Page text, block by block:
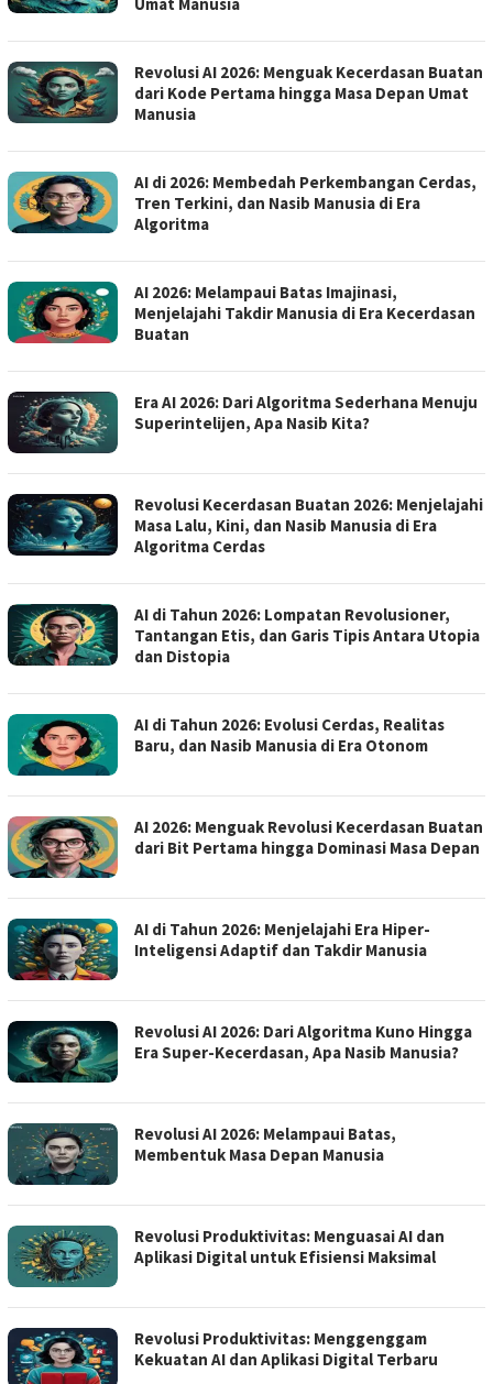
Revolusi AI 2026: Menguak Kecerdasan Buatan
dari Kode Pertama hingga Masa Depan Umat
Manusia
AI di 2026: Membedah Perkembangan Cerdas,
Tren Terkini, dan Nasib Manusia di Era
Algoritma
AI 2026: Melampaui Batas Imajinasi,
Menjelajahi Takdir Manusia di Era Kecerdasan
Buatan
Era AI 2026: Dari Algoritma Sederhana Menuju
Superintelijen, Apa Nasib Kita?
Revolusi Kecerdasan Buatan 2026: Menjelajahi
Masa Lalu, Kini, dan Nasib Manusia di Era
Algoritma Cerdas
AI di Tahun 2026: Lompatan Revolusioner,
Tantangan Etis, dan Garis Tipis Antara Utopia
dan Distopia
AI di Tahun 2026: Evolusi Cerdas, Realitas
Baru, dan Nasib Manusia di Era Otonom
AI 2026: Menguak Revolusi Kecerdasan Buatan
dari Bit Pertama hingga Dominasi Masa Depan
AI di Tahun 2026: Menjelajahi Era Hiper-
Inteligensi Adaptif dan Takdir Manusia
Revolusi AI 2026: Dari Algoritma Kuno Hingga
Era Super-Kecerdasan, Apa Nasib Manusia?
Revolusi AI 2026: Melampaui Batas,
Membentuk Masa Depan Manusia
Revolusi Produktivitas: Menguasai AI dan
Aplikasi Digital untuk Efisiensi Maksimal
Revolusi Produktivitas: Menggenggam
Kekuatan AI dan Aplikasi Digital Terbaru